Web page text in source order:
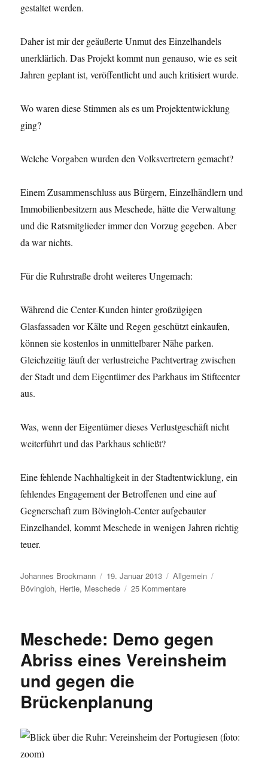
gestaltet werden.
Daher ist mir der geäußerte Unmut des Einzelhandels
unerklärlich. Das Projekt kommt nun genauso, wie es seit
Jahren geplant ist, veröffentlicht und auch kritisiert wurde.
Wo waren diese Stimmen als es um Projektentwicklung
ging?
Welche Vorgaben wurden den Volksvertretern gemacht?
Einem Zusammenschluss aus Bürgern, Einzelhändlern und
Immobilienbesitzern aus Meschede, hätte die Verwaltung
und die Ratsmitglieder immer den Vorzug gegeben. Aber
da war nichts.
Für die Ruhrstraße droht weiteres Ungemach:
Während die Center-Kunden hinter großzügigen
Glasfassaden vor Kälte und Regen geschützt einkaufen,
können sie kostenlos in unmittelbarer Nähe parken.
Gleichzeitig läuft der verlustreiche Pachtvertrag zwischen
der Stadt und dem Eigentümer des Parkhaus im Stiftcenter
aus.
Was, wenn der Eigentümer dieses Verlustgeschäft nicht
weiterführt und das Parkhaus schließt?
Eine fehlende Nachhaltigkeit in der Stadtentwicklung, ein
fehlendes Engagement der Betroffenen und eine auf
Gegnerschaft zum Bövingloh-Center aufgebauter
Einzelhandel, kommt Meschede in wenigen Jahren richtig
teuer.
Autor
Johannes Brockmann
Veröffentlicht
am
19. Januar 2013 Kategorien
Allgemein
Bövingloh, Hertie, Meschede 25 Kommentarezu
in
der
Stadtentwicklung?
Meschede: Demo gegen
Abriss eines Vereinsheim
und gegen die
Brückenplanung